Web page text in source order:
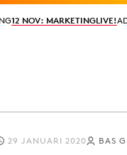
12 NOV: MARKETINGLIVE!
12 NOV: MARKETINGLIVE!
29 JANUARI 2020 BAS